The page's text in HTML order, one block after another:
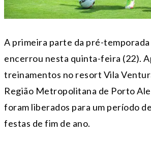
A primeira parte da pré-
encerrou nesta quinta-feira (22).
treinamentos no resort Vila
Região Metropolitana de Porto
foram liberados para um período
festas de fim de ano.